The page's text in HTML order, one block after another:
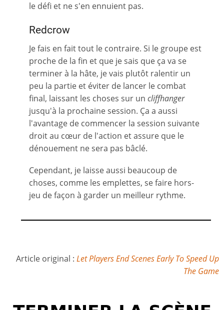
le défi et ne s'en ennuient pas.
Redcrow
Je fais en fait tout le contraire. Si le groupe est
proche de la fin et que je sais que ça va se
terminer à la hâte, je vais plutôt ralentir un
peu la partie et éviter de lancer le combat
final, laissant les choses sur un cliffhanger
jusqu'à la prochaine session. Ça a aussi
l'avantage de commencer la session suivante
droit au cœur de l'action et assure que le
dénouement ne sera pas bâclé.
Cependant, je laisse aussi beaucoup de
choses, comme les emplettes, se faire hors-
jeu de façon à garder un meilleur rythme.
Article original : Let Players End Scenes Early To Speed Up
The Game